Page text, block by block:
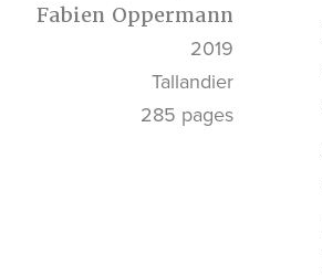
Fabien Oppermann
2019
Tallandier
285 pages